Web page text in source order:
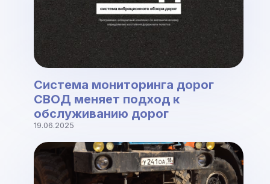
Система мониторинга дорог
СВОД меняет подход к
обслуживанию дорог
19.06.2025